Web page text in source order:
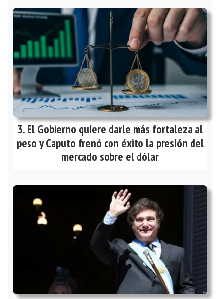
El Gobierno quiere darle más fortaleza al
peso y Caputo frenó con éxito la presión del
mercado sobre el dólar